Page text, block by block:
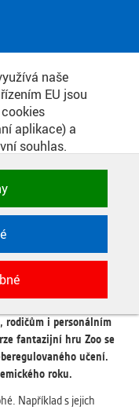
naše
EU jsou
aplikace) a
souhlas.
cookies podle
samozřejmě
Jsou
jsou
A
z Laboratoře očních
rodičům i personálním
fantazijní hru Zoo se
učení.
roku.
Například s jejich